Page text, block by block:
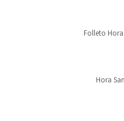
Folleto
Hora